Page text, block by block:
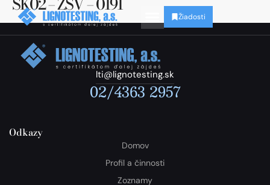
Žiadosti
lti@lignotesting.sk
02/4363 2957
Odkazy
Domov
Profil a činnosti
Zoznamy